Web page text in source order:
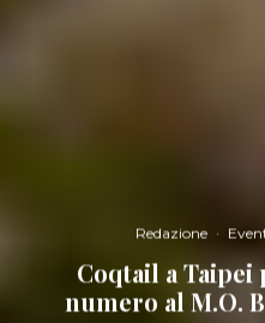
Redazione ·
Coqtail a
numero al M.O.